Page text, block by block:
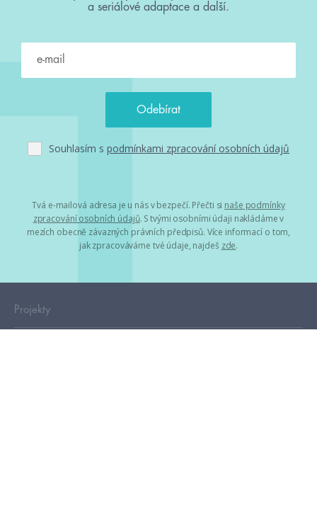
a seriálové adaptace a další.
Souhlasím s podmínkami zpracování osobních údajů
Tvá e-mailová adresa je u nás v bezpečí. Přečti si naše podmínky
zpracování osobních údajů. S tvými osobními údaji nakládáme v
mezích obecně závazných právních předpisů. Více informací o tom,
jak zpracováváme tvé údaje, najdeš zde.
Projekty